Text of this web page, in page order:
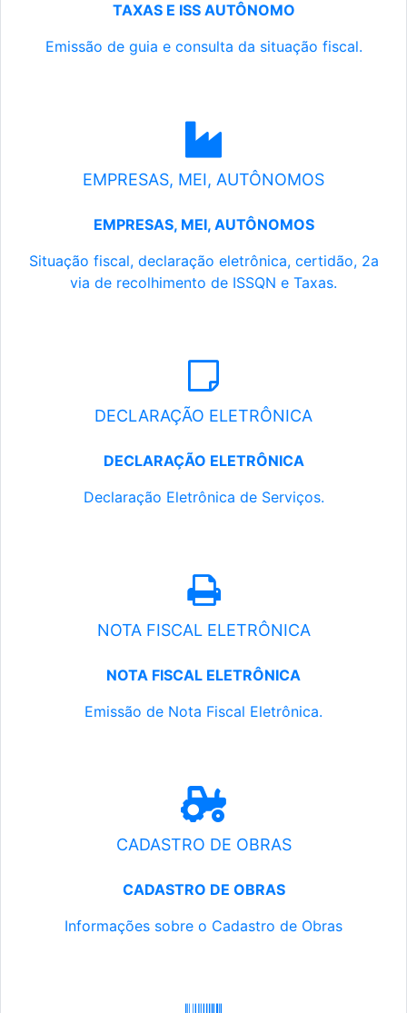
TAXAS E ISS AUTÔNOMO
Emissão de guia e consulta da situação fiscal.
EMPRESAS, MEI, AUTÔNOMOS
EMPRESAS, MEI, AUTÔNOMOS
Situação fiscal, declaração eletrônica, certidão, 2a
via de recolhimento de ISSQN e Taxas.
DECLARAÇÃO ELETRÔNICA
DECLARAÇÃO ELETRÔNICA
Declaração Eletrônica de Serviços.
NOTA FISCAL ELETRÔNICA
NOTA FISCAL ELETRÔNICA
Emissão de Nota Fiscal Eletrônica.
CADASTRO DE OBRAS
CADASTRO DE OBRAS
Informações sobre o Cadastro de Obras